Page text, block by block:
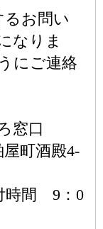
るお問い
なりま
にご連絡
窓口
町酒殿4-
時間 9：0